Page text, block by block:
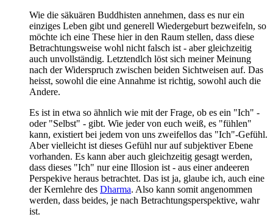
Wie die säkuären Buddhisten annehmen, dass es nur ein
einziges Leben gibt und generell Wiedergeburt bezweifeln, so
möchte ich eine These hier in den Raum stellen, dass diese
Betrachtungsweise wohl nicht falsch ist - aber gleichzeitig
auch unvollständig. Letztendlch löst sich meiner Meinung
nach der Widerspruch zwischen beiden Sichtweisen auf. Das
heisst, sowohl die eine Annahme ist richtig, sowohl auch die
Andere.
Es ist in etwa so ähnlich wie mit der Frage, ob es ein "Ich" -
oder "Selbst" - gibt. Wie jeder von euch weiß, es "fühlen"
kann, existiert bei jedem von uns zweifellos das "Ich"-Gefühl.
Aber vielleicht ist dieses Gefühl nur auf subjektiver Ebene
vorhanden. Es kann aber auch gleichzeitig gesagt werden,
dass dieses "Ich" nur eine Illosion ist - aus einer andeeren
Perspekive heraus betrachtet. Das ist ja, glaube ich, auch eine
der Kernlehre des Dharma. Also kann somit angenommen
werden, dass beides, je nach Betrachtungsperspektive, wahr
ist.